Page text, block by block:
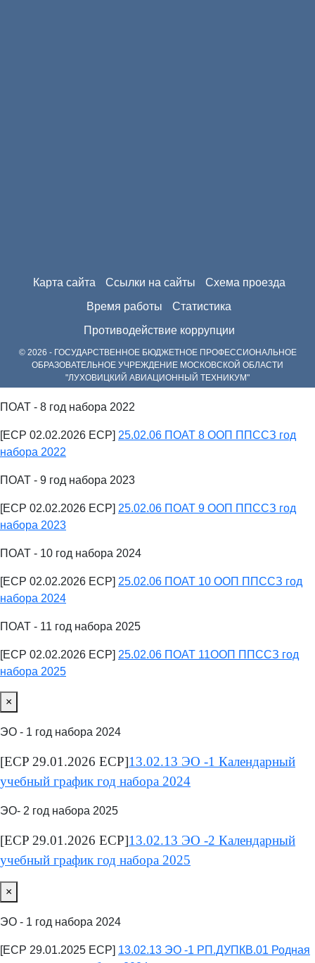
Карта сайта Ссылки на сайты
Схема проезда
Время работы
Статистика
Противодействие коррупции
© 2026 - ГОСУДАРСТВЕННОЕ БЮДЖЕТНОЕ ПРОФЕССИОНАЛЬНОЕ
ОБРАЗОВАТЕЛЬНОЕ УЧРЕЖДЕНИЕ МОСКОВСКОЙ ОБЛАСТИ
"ЛУХОВИЦКИЙ АВИАЦИОННЫЙ ТЕХНИКУМ"
ПОАТ - 8 год набора 2022
[ECP 02.02.2026 ECP] 25.02.06 ПОАТ 8 ООП ППССЗ год
набора 2022
ПОАТ - 9 год набора 2023
[ECP 02.02.2026 ECP] 25.02.06 ПОАТ 9 ООП ППССЗ год
набора 2023
ПОАТ - 10 год набора 2024
[ECP 02.02.2026 ECP] 25.02.06 ПОАТ 10 ООП ППССЗ год
набора 2024
ПОАТ - 11 год набора 2025
[ECP 02.02.2026 ECP] 25.02.06 ПОАТ 11ООП ППССЗ год
набора 2025
×
ЭО - 1 год набора 2024
[ECP 29.01.2026 ECP]13.02.13 ЭО -1 Календарный
учебный график год набора 2024
ЭО- 2 год набора 2025
[ECP 29.01.2026 ECP]13.02.13 ЭО -2 Календарный
учебный график год набора 2025
×
ЭО - 1 год набора 2024
[ECP 29.01.2025 ECP] 13.02.13 ЭО -1 РП.ДУПКВ.01 Родная